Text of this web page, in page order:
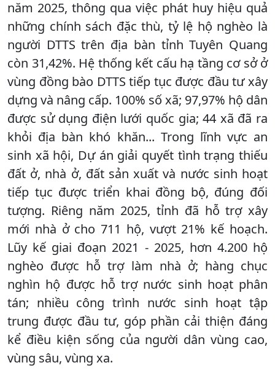
năm 2025, thông qua việc phát huy hiệu quả
những chính sách đặc thù, tỷ lệ hộ nghèo là
người DTTS trên địa bàn tỉnh Tuyên Quang
còn 31,42%. Hệ thống kết cấu hạ tầng cơ sở ở
vùng đồng bào DTTS tiếp tục được đầu tư xây
dựng và nâng cấp. 100% số xã; 97,97% hộ dân
được sử dụng điện lưới quốc gia; 44 xã đã ra
khỏi địa bàn khó khăn... Trong lĩnh vực an
sinh xã hội, Dự án giải quyết tình trạng thiếu
đất ở, nhà ở, đất sản xuất và nước sinh hoạt
tiếp tục được triển khai đồng bộ, đúng đối
tượng. Riêng năm 2025, tỉnh đã hỗ trợ xây
mới nhà ở cho 711 hộ, vượt 21% kế hoạch.
Lũy kế giai đoạn 2021 - 2025, hơn 4.200 hộ
nghèo được hỗ trợ làm nhà ở; hàng chục
nghìn hộ được hỗ trợ nước sinh hoạt phân
tán; nhiều công trình nước sinh hoạt tập
trung được đầu tư, góp phần cải thiện đáng
kể điều kiện sống của người dân vùng cao,
vùng sâu, vùng xa.